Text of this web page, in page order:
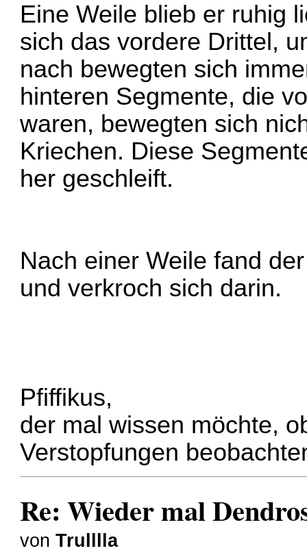
Eine Weile blieb er ruhig
sich das vordere Drittel,
nach bewegten sich
hinteren Segmente, die
waren, bewegten sich
Kriechen. Diese
her geschleift.
Nach einer Weile fand
und verkroch sich darin.
Pfiffikus,
der mal wissen möchte,
Verstopfungen
Re: Wieder mal
vonTrulllla